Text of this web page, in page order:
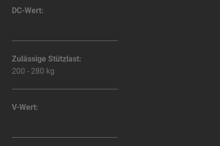
DC-Wert:
Zulässige Stützlast:
200 - 280 kg
V-Wert: